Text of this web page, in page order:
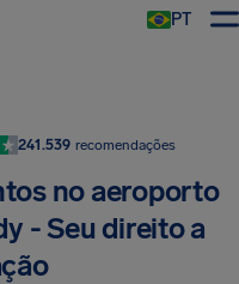
PT
241.539 recomendações
no aeroporto
- Seu direito a